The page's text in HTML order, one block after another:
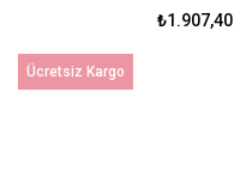
₺1.907,40
Ücretsiz Kargo